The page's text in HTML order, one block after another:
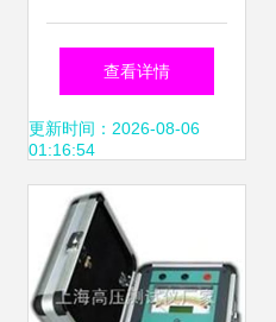
养老与电力安全，
创新社会服务新模
查看详情
更新时间：2026-08-06
01:16:54